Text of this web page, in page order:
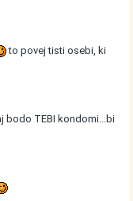
to povej tisti osebi, ki
bodo TEBI kondomi...bi